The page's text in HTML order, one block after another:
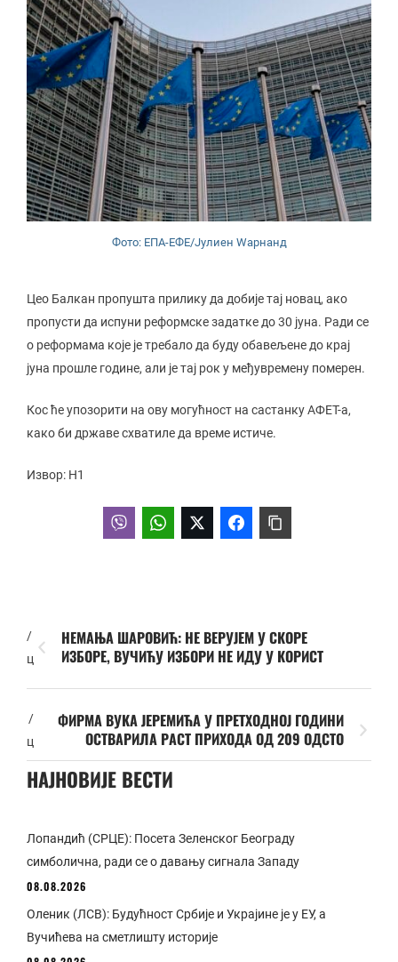
Фото: ЕПА-ЕФЕ/Јулиен Wарнанд
Цео Балкан пропушта прилику да добије тај новац, ако
пропусти да испуни реформске задатке до 30 јуна. Ради се
о реформама које је требало да буду обавељене до крај
јуна прошле године, али је тај рок у међувремену померен.
Кос ће упозорити на ову могућност на састанку АФЕТ-а,
како би државе схватиле да време истиче.
Извор: Н1
/
ц
НЕМАЊА ШАРОВИЋ: НЕ ВЕРУЈЕМ У СКОРЕ
ИЗБОРЕ, ВУЧИЋУ ИЗБОРИ НЕ ИДУ У КОРИСТ
/
ц
ФИРМА ВУКА ЈЕРЕМИЋА У ПРЕТХОДНОЈ ГОДИНИ
ОСТВАРИЛА РАСТ ПРИХОДА ОД 209 ОДСТО
НАЈНОВИЈЕ ВЕСТИ
Лопандић (СРЦЕ): Посета Зеленског Београду
симболична, ради се о давању сигнала Западу
08.08.2026
Оленик (ЛСВ): Будућност Србије и Украјине је у ЕУ, а
Вучићева на сметлишту историје